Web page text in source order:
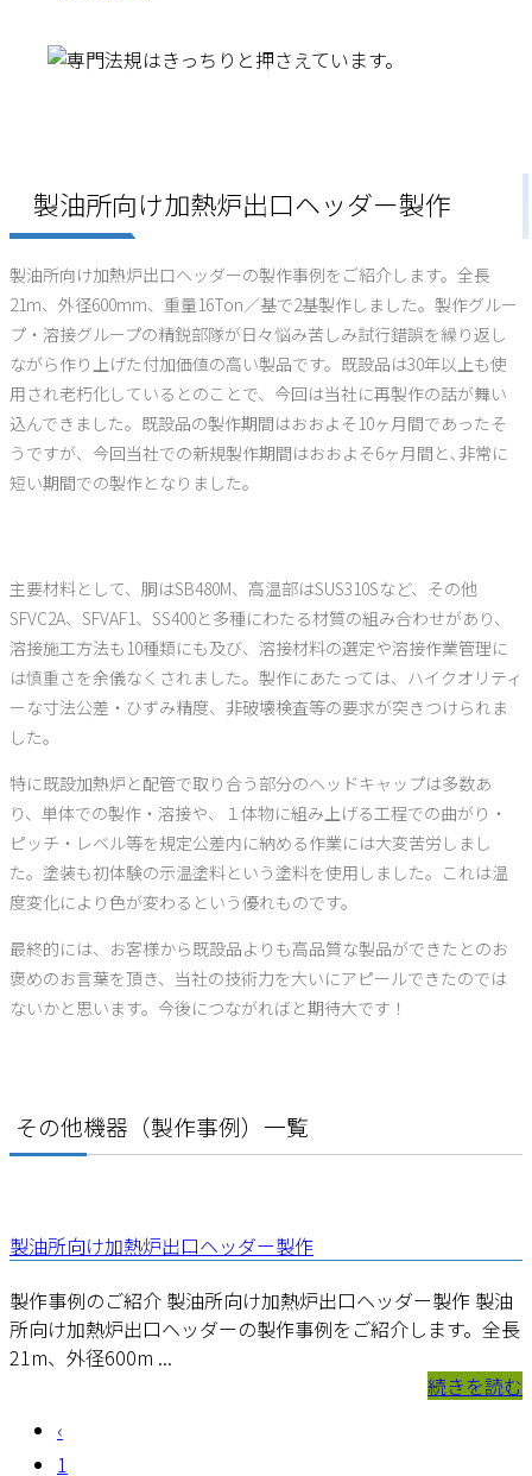
製油所向け加熱炉出口ヘッダー製作
製油所向け加熱炉出口ヘッダーの製作事例をご紹介します。全長
21m、外径600mm、重量16Ton／基で2基製作しました。製作グルー
プ・溶接グループの精鋭部隊が日々悩み苦しみ試行錯誤を繰り返し
ながら作り上げた付加価値の高い製品です。既設品は30年以上も使
用され老朽化しているとのことで、今回は当社に再製作の話が舞い
込んできました。既設品の製作期間はおおよそ10ヶ月間であったそ
うですが、今回当社での新規製作期間はおおよそ6ヶ月間と､非常に
短い期間での製作となりました。
主要材料として、胴はSB480M、高温部はSUS310Sなど、その他
SFVC2A、SFVAF1、SS400と多種にわたる材質の組み合わせがあり、
溶接施工方法も10種類にも及び、溶接材料の選定や溶接作業管理に
は慎重さを余儀なくされました。製作にあたっては、ハイクオリティ
ーな寸法公差・ひずみ精度、非破壊検査等の要求が突きつけられま
した。
特に既設加熱炉と配管で取り合う部分のヘッドキャップは多数あ
り、単体での製作・溶接や、１体物に組み上げる工程での曲がり・
ピッチ・レベル等を規定公差内に納める作業には大変苦労しまし
た。塗装も初体験の示温塗料という塗料を使用しました。これは温
度変化により色が変わるという優れものです。
最終的には、お客様から既設品よりも高品質な製品ができたとのお
褒めのお言葉を頂き、当社の技術力を大いにアピールできたのでは
ないかと思います。今後につながればと期待大です！
その他機器（製作事例）一覧
製油所向け加熱炉出口ヘッダー製作
製作事例のご紹介 製油所向け加熱炉出口ヘッダー製作 製油
所向け加熱炉出口ヘッダーの製作事例をご紹介します。全長
21m、外径600m ...
続きを読む
‹
1